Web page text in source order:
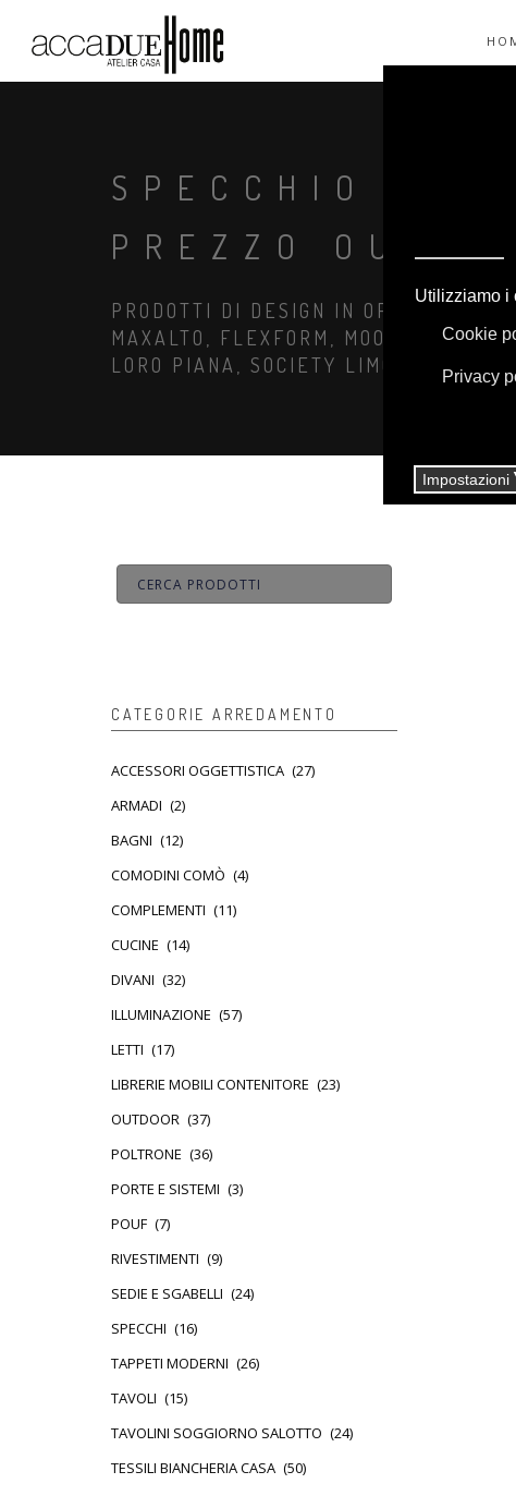
SPECCHIO
PREZZO OUTLET
PRODOTTI DI DESIGN IN OFFERTA:
MAXALTO, FLEXFORM, MOOOI.
LORO PIANA, SOCIETY LIMONTA.
CATEGORIE ARREDAMENTO
ACCESSORI OGGETTISTICA (27)
ARMADI (2)
BAGNI (12)
COMODINI COMÒ (4)
COMPLEMENTI (11)
CUCINE (14)
DIVANI (32)
ILLUMINAZIONE (57)
LETTI (17)
LIBRERIE MOBILI CONTENITORE (23)
OUTDOOR (37)
POLTRONE (36)
PORTE E SISTEMI (3)
POUF (7)
RIVESTIMENTI (9)
SEDIE E SGABELLI (24)
SPECCHI (16)
TAPPETI MODERNI (26)
TAVOLI (15)
TAVOLINI SOGGIORNO SALOTTO (24)
TESSILI BIANCHERIA CASA (50)